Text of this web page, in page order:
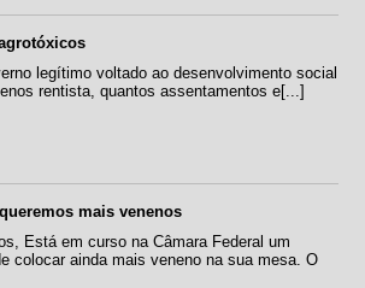
legítimo voltado ao desenvolvimento social
rentista, quantos assentamentos e[...]
mais venenos
Está em curso na Câmara Federal um
colocar ainda mais veneno na sua mesa. O